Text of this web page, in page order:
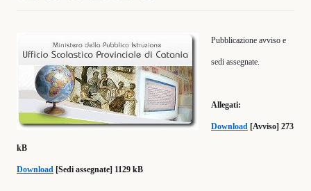
Pubblicazione avviso e
sedi assegnate.
Allegati:
Download [Avviso] 273
kB
Download [Sedi assegnate] 1129 kB